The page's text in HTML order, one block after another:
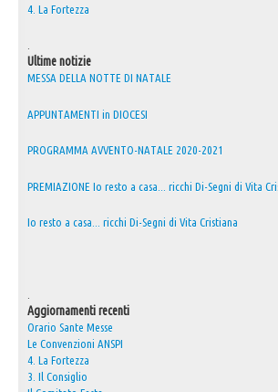
4. La Fortezza
Ultime notizie
MESSA DELLA NOTTE DI NATALE
APPUNTAMENTI in DIOCESI
PROGRAMMA AVVENTO-NATALE 2020-2021
PREMIAZIONE Io resto a casa... ricchi Di-Segni di Vita
Io resto a casa... ricchi Di-Segni di Vita Cristiana
Aggiornamenti recenti
Orario Sante Messe
Le Convenzioni ANSPI
4. La Fortezza
3. Il Consiglio